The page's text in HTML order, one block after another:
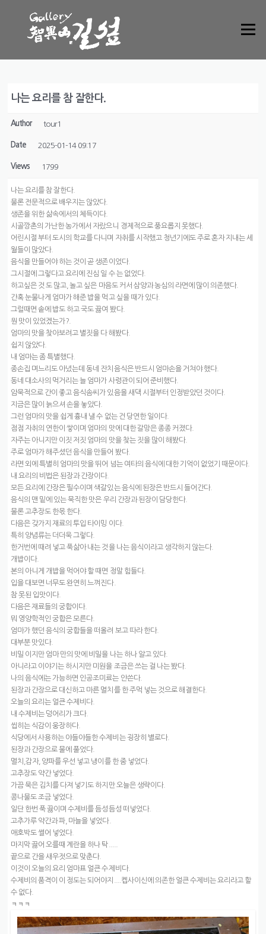
Menu
나는 요리를 참 잘한다.
Author tour1
Date 2025-01-14 09:17
Views 1799
나는 요리를 참 잘한다.
물론 전문적으로 배우지는 않았다.
생존을 위한 삶속에서의 체득이다.
시골깡촌의 가난한 농가에서 자랐으니 경제적으로 풍요롭지 못했다.
어린시절 부터 도시의 학교를 다니며 자취를 시작했고 청년기에도 주로 혼자 지내는 세
월들이 많았다.
음식을 만들어야 하는 것이 곧 생존이었다.
그시절에 그렇다고 요리에 진심 일 수 는 없었다.
하고싶은 것 도 많고, 놀고 싶은 마음도 커서 삼양과 농심의 라면에 많이 의존했다.
간혹 눈물나게 엄마가 해준 밥을 먹고 싶을 때가 있다.
그럴때면 솥에 밥도 하고 국도 끓여 봤다.
뭔 맛이 있었겠는가?.
엄마의 맛을 찾아보려고 별짓을 다 해봤다.
쉽지 않았다.
내 엄마는 좀 특별했다.
종손집 며느리도 아녔는데 동네 잔치음식은 반드시 엄마손을 거쳐야 했다.
동네 대소사의 먹거리는 늘 엄마가 사령관이 되어 준비했다.
암묵적으로 간이 좋고 음식솜씨가 있음을 새댁 시절부터 인정받았던 것이다.
지금은 많이 늙으셔 손을 놓았다.
그런 엄마의 맛을 쉽게 흉내 낼 수 없는 건 당연한 일이다.
점점 자취의 연한이 쌓이며 엄마의 맛에 대한 갈망은 종종 커졌다.
자주는 아니지만 이짓 저짓 엄마의 맛을 찾는 짓을 많이 해봤다.
주로 엄마가 해주셨던 음식을 만들어 봤다.
라면 외에 특별히 엄마의 맛을 뛰어 넘는 여타의 음식에 대한 기억이 없었기 때문이다.
내 요리의 비법은 된장과 간장이다.
모든 요리에 간장은 필수이며 색갈있는 음식에 된장은 반드시 들어간다.
음식의 맨 밑에 있는 묵직한 맛은 우리 간장과 된장이 담당한다.
물론 고추장도 한몫 한다.
다음은 갖가지 재료의 투입 타이밍 이다.
특히 양념류는 더더욱 그렇다.
한거번에 때려 넣고 푹삶아 내는 것을 나는 음식이라고 생각하지 않는다.
개밥이다.
본의 아니게 개밥을 먹어야 할 때면 정말 힘들다.
입을 대보면 너무도 완연히 느껴진다.
참 못된 입맛이다.
다음은 재료들의 궁합이다.
뭐 영양학적인 궁합은 모른다.
엄마가 했던 음식의 궁합들을 떠올려 보고 따라 한다.
대부분 맛있다.
비밀 이지만 엄마 만의 맛에 비밀을 나는 하나 알고 있다.
아니라고 이야기는 하시지만 미원을 조금은 쓰는 걸 나는 봤다.
나의 음식에는 가능하면 인공조미료는 안쓴다.
된장과 간장으로 대신하고 마른 멸치를 한 주먹 넣는 것으로 해결한다.
오늘의 요리는 얼큰 수제비다.
내 수제비는 덩어리가 크다.
씹히는 식감이 웅장하다.
식당에서 사용하는 야들야들한 수제비는 굉장히 별로다.
된장과 간장으로 물에 풀었다.
멸치,감자, 양파를 우선 넣고 냉이를 한 줌 넣었다.
고추장도 약간 넣었다.
가끔 묵은 김치를 다져 넣기도 하지만 오늘은 생략이다.
콩나물도 조금 넣었다.
일단 한번 푹 끓이며 수제비를 듬성듬성 떠넣었다.
고추가루 약간과 파, 마늘을 넣었다.
애호박도 썰어 넣었다.
마지막 끓어 오를때 계란을 하나 탁.....
끝으로 간을 새우젓으로 맞춘다.
이것이 오늘의 요리 엄마표 얼큰 수제비다.
수제비의 품격이 이 정도는 되어야지....켑사이신에 의존한 얼큰 수제비는 요리라고 할
수 없다.
ㅋㅋㅋ